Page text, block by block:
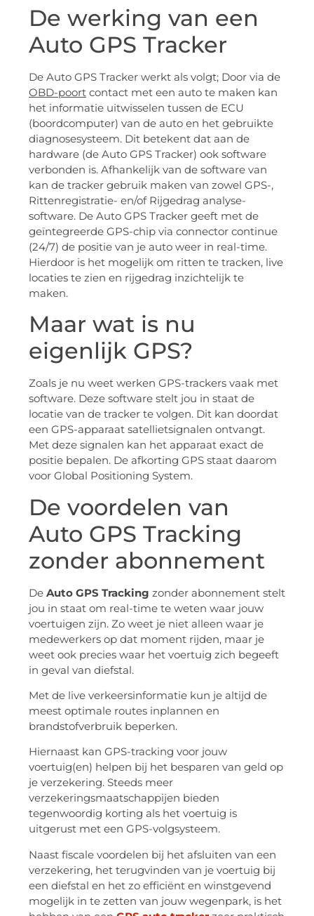
De werking van een
Auto GPS Tracker
De Auto GPS Tracker werkt als volgt; Door via de
OBD-poort contact met een auto te maken kan
het informatie uitwisselen tussen de ECU
(boordcomputer) van de auto en het gebruikte
diagnosesysteem. Dit betekent dat aan de
hardware (de Auto GPS Tracker) ook software
verbonden is. Afhankelijk van de software van
kan de tracker gebruik maken van zowel GPS-,
Rittenregistratie- en/of Rijgedrag analyse-
software. De Auto GPS Tracker geeft met de
geïntegreerde GPS-chip via connector continue
(24/7) de positie van je auto weer in real-time.
Hierdoor is het mogelijk om ritten te tracken, live
locaties te zien en rijgedrag inzichtelijk te
maken.
Maar wat is nu
eigenlijk GPS?
Zoals je nu weet werken GPS-trackers vaak met
software. Deze software stelt jou in staat de
locatie van de tracker te volgen. Dit kan doordat
een GPS-apparaat satellietsignalen ontvangt.
Met deze signalen kan het apparaat exact de
positie bepalen. De afkorting GPS staat daarom
voor Global Positioning System.
De voordelen van
Auto GPS Tracking
zonder abonnement
De Auto GPS Tracking zonder abonnement stelt
jou in staat om real-time te weten waar jouw
voertuigen zijn. Zo weet je niet alleen waar je
medewerkers op dat moment rijden, maar je
weet ook precies waar het voertuig zich begeeft
in geval van diefstal.
Met de live verkeersinformatie kun je altijd de
meest optimale routes inplannen en
brandstofverbruik beperken.
Hiernaast kan GPS-tracking voor jouw
voertuig(en) helpen bij het besparen van geld op
je verzekering. Steeds meer
verzekeringsmaatschappijen bieden
tegenwoordig korting als het voertuig is
uitgerust met een GPS-volgsysteem.
Naast fiscale voordelen bij het afsluiten van een
verzekering, het terugvinden van je voertuig bij
een diefstal en het zo efficiënt en winstgevend
mogelijk in te zetten van jouw wegenpark, is het